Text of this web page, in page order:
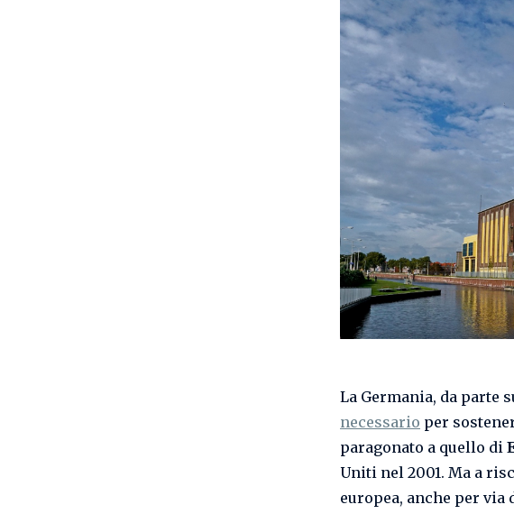
La Germania, da parte
necessario per
paragonato a quello di
Uniti nel 2001. Ma a
europea, anche per